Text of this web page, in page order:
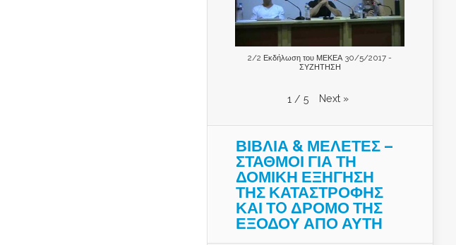
2/2 Εκδήλωση του ΜΕΚΕΑ 30/5/2017 -
ΣΥΖΗΤΗΣΗ
1 / 5 Next »
ΒΙΒΛΙΑ & ΜΕΛΕΤΕΣ –
ΣΤΑΘΜΟΙ ΓΙΑ ΤΗ
ΔΟΜΙΚΗ ΕΞΗΓΗΣΗ
ΤΗΣ ΚΑΤΑΣΤΡΟΦΗΣ
ΚΑΙ ΤO ΔΡΟΜΟ ΤΗΣ
ΕΞΟΔΟΥ ΑΠΟ ΑΥΤΗ